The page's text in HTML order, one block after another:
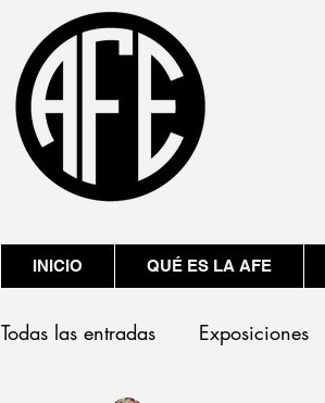
Todas las entradas Exposiciones
INICIO QUÉ ES LA AFE